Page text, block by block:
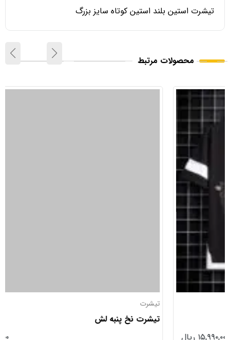
تیشرت استین بلند استین کوتاه سایز بزرگ
محصولات مرتبط
تیشرت نخ پنبه لش